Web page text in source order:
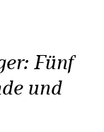
Fünf
und